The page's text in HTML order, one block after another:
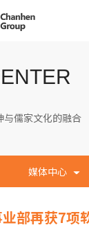
与儒家文化的融合
媒体中心
部再获7项